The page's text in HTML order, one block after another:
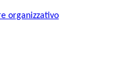
organizzativo